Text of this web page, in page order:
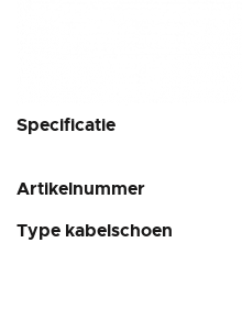
Specificatie
Artikelnummer
Type kabelschoen
Ga
begin
de